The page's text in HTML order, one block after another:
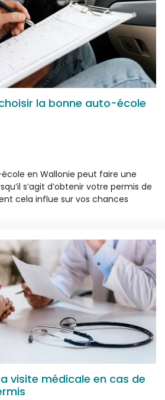
la bonne auto-école
en Wallonie peut faire une
s’agit d’obtenir votre permis de
cela influe sur vos chances
visite médicale en cas de